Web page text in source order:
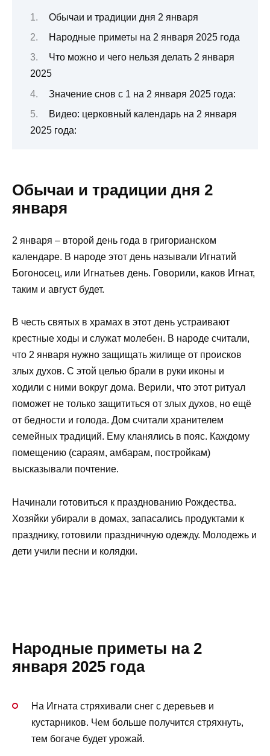
Обычаи и традиции дня 2 января
Народные приметы на 2 января 2025 года
Что можно и чего нельзя делать 2 января
2025
Значение снов с 1 на 2 января 2025 года:
Видео: церковный календарь на 2 января
2025 года:
Обычаи и традиции дня 2
января
2 января – второй день года в григорианском
календаре. В народе этот день называли Игнатий
Богоносец, или Игнатьев день. Говорили, каков Игнат,
таким и август будет.
В честь святых в храмах в этот день устраивают
крестные ходы и служат молебен. В народе считали,
что 2 января нужно защищать жилище от происков
злых духов. С этой целью брали в руки иконы и
ходили с ними вокруг дома. Верили, что этот ритуал
поможет не только защититься от злых духов, но ещё
от бедности и голода. Дом считали хранителем
семейных традиций. Ему кланялись в пояс. Каждому
помещению (сараям, амбарам, постройкам)
высказывали почтение.
Начинали готовиться к празднованию Рождества.
Хозяйки убирали в домах, запасались продуктами к
празднику, готовили праздничную одежду. Молодежь и
дети учили песни и колядки.
Народные приметы на 2
января 2025 года
На Игната стряхивали снег с деревьев и
кустарников. Чем больше получится стряхнуть,
тем богаче будет урожай.